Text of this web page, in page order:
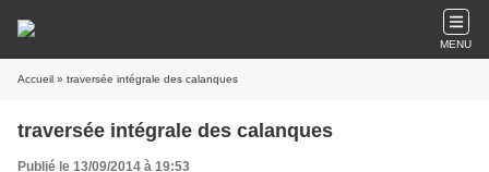
MENU
Accueil » traversée intégrale des calanques
traversée intégrale des calanques
Publié le 13/09/2014 à 19:53